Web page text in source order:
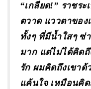
“เกลียด!” ราชระ
ตวาด แววตาขอ
ทั้งๆ ที่มีน้ำใสๆ ซ่
มาก แต่ไม่ได้คิด
รัก ผมคิดถึงเขาด้
แค้นใจ เหมือนคิ